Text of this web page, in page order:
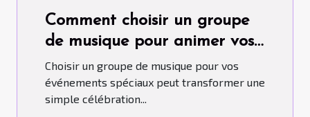
Comment choisir un groupe
de musique pour animer vos
événements spéciaux
Choisir un groupe de musique pour vos
événements spéciaux peut transformer une
simple célébration...